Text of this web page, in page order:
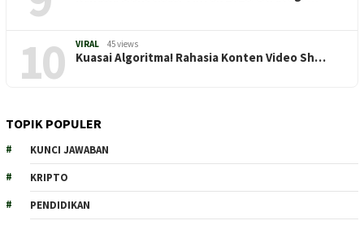
10 VIRAL 45 views
Kuasai Algoritma! Rahasia Konten Video Sh…
TOPIK POPULER
KUNCI JAWABAN
KRIPTO
PENDIDIKAN